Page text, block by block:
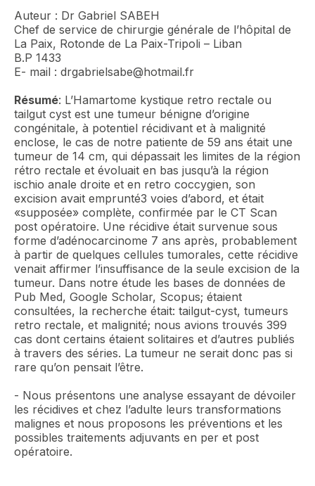
Auteur : Dr Gabriel SABEH
Chef de service de chirurgie générale de l’hôpital de
La Paix, Rotonde de La Paix-Tripoli – Liban
B.P 1433
E- mail : drgabrielsabe@hotmail.fr
Résumé: L’Hamartome kystique retro rectale ou
tailgut cyst est une tumeur bénigne d’origine
congénitale, à potentiel récidivant et à malignité
enclose, le cas de notre patiente de 59 ans était une
tumeur de 14 cm, qui dépassait les limites de la région
rétro rectale et évoluait en bas jusqu’à la région
ischio anale droite et en retro coccygien, son
excision avait emprunté3 voies d’abord, et était
«supposée» complète, confirmée par le CT Scan
post opératoire. Une récidive était survenue sous
forme d’adénocarcinome 7 ans après, probablement
à partir de quelques cellules tumorales, cette récidive
venait affirmer l’insuffisance de la seule excision de la
tumeur. Dans notre étude les bases de données de
Pub Med, Google Scholar, Scopus; étaient
consultées, la recherche était: tailgut-cyst, tumeurs
retro rectale, et malignité; nous avions trouvés 399
cas dont certains étaient solitaires et d’autres publiés
à travers des séries. La tumeur ne serait donc pas si
rare qu’on pensait l’être.
- Nous présentons une analyse essayant de dévoiler
les récidives et chez l’adulte leurs transformations
malignes et nous proposons les préventions et les
possibles traitements adjuvants en per et post
opératoire.